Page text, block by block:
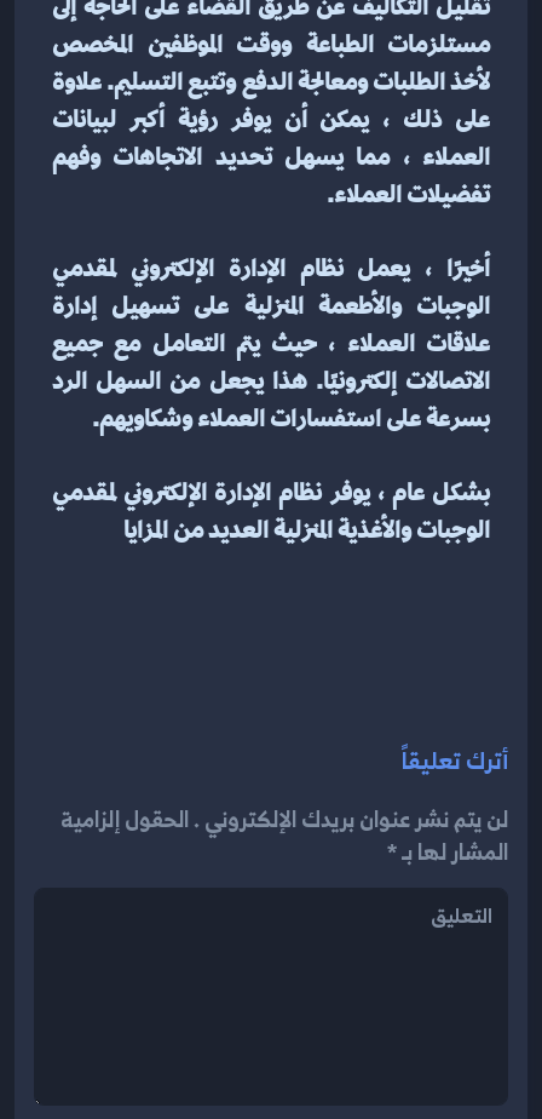
تفضيلات العملاء.
بسرعة على استفسارات العملاء وشكاويهم.
الوجبات والأغذية المنزلية العديد من المزايا
أترك تعليقاً
لن يتم نشر عنوان بريدك الإلكتروني . الحقول إلزامية
المشار لها بـ *